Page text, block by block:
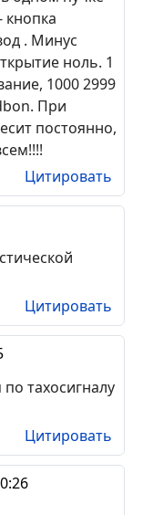
кнопка
. Минус
ноль. 1
1000 2999
При
постоянно,
Цитировать
Цитировать
тахосигналу
Цитировать